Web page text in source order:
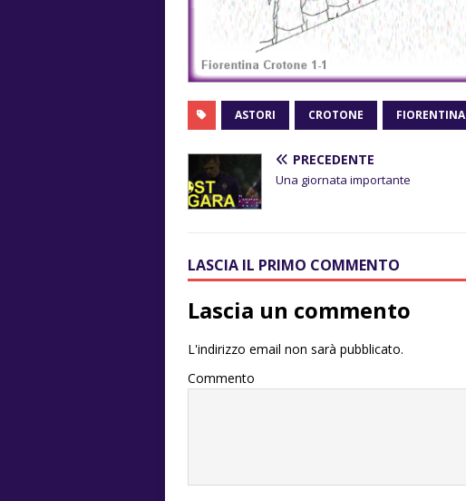
ASTORI CROTONE FIORENTINA
PRECEDENTE
Una giornata importante
LASCIA IL PRIMO COMMENTO
Lascia un commento
L'indirizzo email non sarà pubblicato.
Commento